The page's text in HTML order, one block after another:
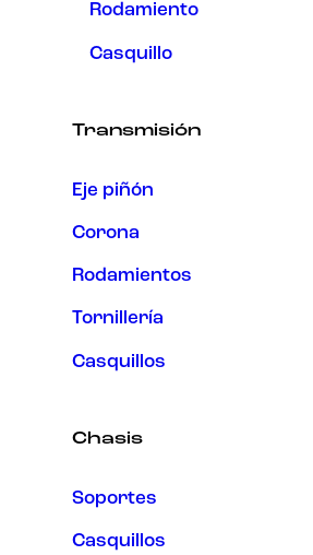
Rodamiento
Casquillo
Transmisión
Eje piñón
Corona
Rodamientos
Tornillería
Casquillos
Chasis
Soportes
Casquillos